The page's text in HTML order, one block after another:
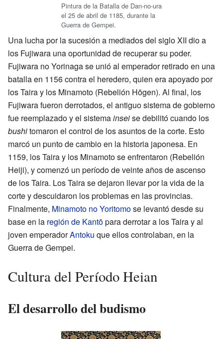
Pintura de la Batalla de Dan-no-ura
el 25 de abril de 1185, durante la
Guerra de Gempei.
Una lucha por la sucesión a mediados del siglo XII dio a
los Fujiwara una oportunidad de recuperar su poder.
Fujiwara no Yorinaga se unió al emperador retirado en una
batalla en 1156 contra el heredero, quien era apoyado por
los Taira y los Minamoto (Rebelión Hōgen). Al final, los
Fujiwara fueron derrotados, el antiguo sistema de gobierno
fue reemplazado y el sistemainseise debilitó cuando los
bushitomaron el control de los asuntos de la corte. Esto
marcó un punto de cambio en la historia japonesa. En
1159, los Taira y los Minamoto se enfrentaron (Rebelión
Heiji), y comenzó un período de veinte años de ascenso
de los Taira. Los Taira se dejaron llevar por la vida de la
corte y descuidaron los problemas en las provincias.
Finalmente, Minamoto no Yoritomose levantó desde su
base en la región de Kantōpara derrotar a los Taira y al
joven emperadorAntoku que ellos controlaban, en la
Guerra de Gempei.
Cultura del Período Heian
El desarrollo del budismo